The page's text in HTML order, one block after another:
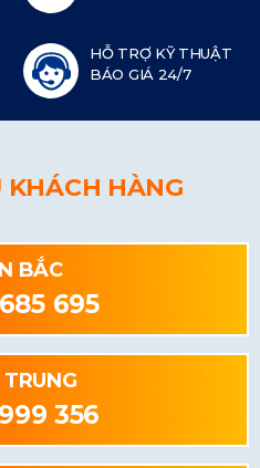
HỖ TRỢ KỸ THUẬT
BÁO GIÁ 24/7
KHÁCH HÀNG
BẮC
695
356